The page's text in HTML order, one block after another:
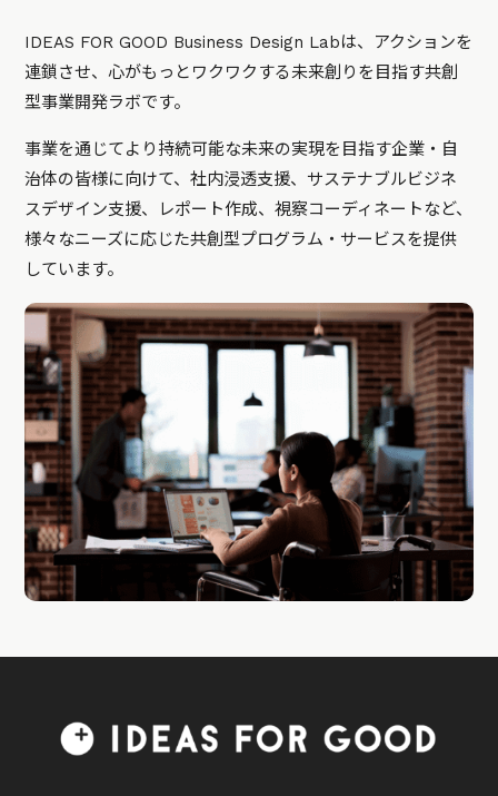
IDEAS FOR GOOD Business Design Labは、アクションを
連鎖させ、心がもっとワクワクする未来創りを目指す共創
型事業開発ラボです。
事業を通じてより持続可能な未来の実現を目指す企業・自
治体の皆様に向けて、社内浸透支援、サステナブルビジネ
スデザイン支援、レポート作成、視察コーディネートなど、
様々なニーズに応じた共創型プログラム・サービスを提供
しています。